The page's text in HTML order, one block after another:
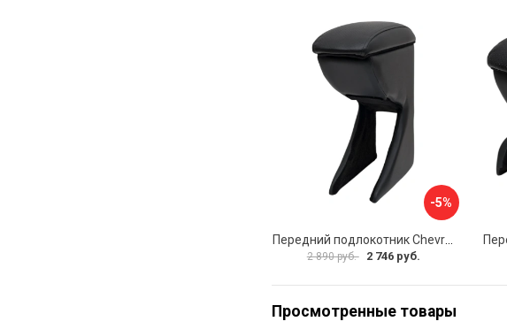
-5%
2 890 руб. 2 746 руб.
Просмотренные товары